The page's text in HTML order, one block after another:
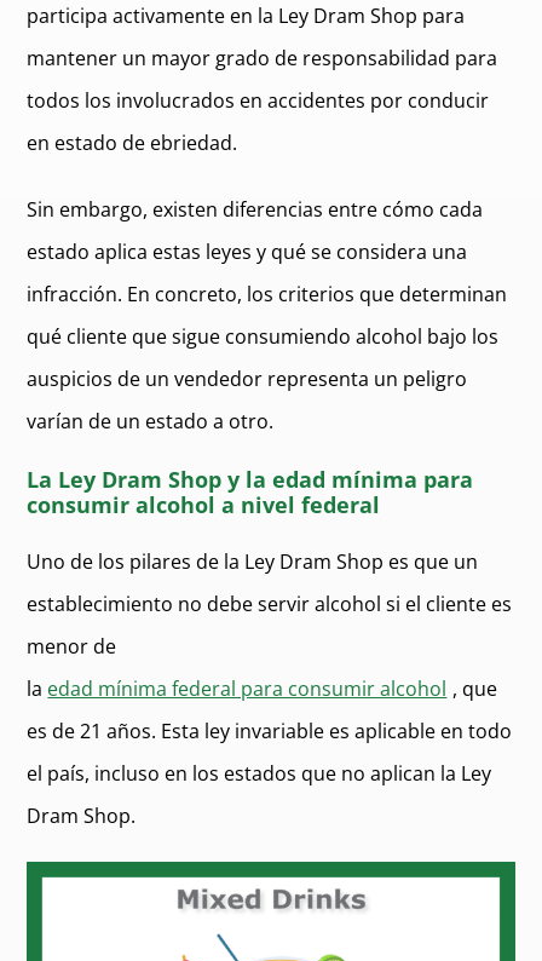
participa activamente en la Ley Dram Shop para
mantener un mayor grado de responsabilidad para
todos los involucrados en accidentes por conducir
en estado de ebriedad.
Sin embargo, existen diferencias entre cómo cada
estado aplica estas leyes y qué se considera una
infracción. En concreto, los criterios que determinan
qué cliente que sigue consumiendo alcohol bajo los
auspicios de un vendedor representa un peligro
varían de un estado a otro.
La Ley Dram Shop y la edad mínima para
consumir alcohol a nivel federal
Uno de los pilares de la Ley Dram Shop es que un
establecimiento no debe servir alcohol si el cliente es
menor de
la edad mínima federal para consumir alcohol , que
es de 21 años. Esta ley invariable es aplicable en todo
el país, incluso en los estados que no aplican la Ley
Dram Shop.